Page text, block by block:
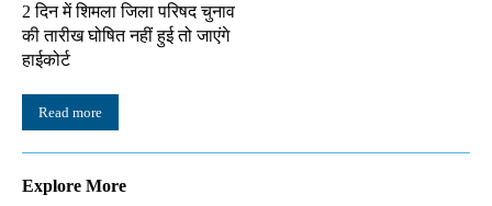
2 दिन में शिमला जिला परिषद चुनाव
की तारीख घोषित नहीं हुई तो जाएंगे
हाईकोर्ट
Read more
Explore More